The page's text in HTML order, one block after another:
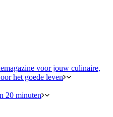
voor jouw culinaire,
het goede leven
20 minuten